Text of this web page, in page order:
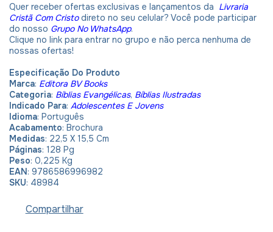
Quer receber ofertas exclusivas e lançamentos da Livraria
Cristã Com Cristodireto no seu celular? Você pode participar
do nosso Grupo No WhatsApp.
Clique no link para entrar no grupo e não perca nenhuma de
nossas ofertas!
Especificação Do Produto
Marca: Editora BV Books
Categoria: Bíblias Evangélicas, Bíblias Ilustradas
Indicado Para: Adolescentes E Jovens
Idioma: Português
Acabamento: Brochura
Medidas: 22,5 X 15,5 Cm
Páginas: 128 Pg
Peso: 0,225 Kg
EAN: 9786586996982
SKU: 48984
Compartilhar